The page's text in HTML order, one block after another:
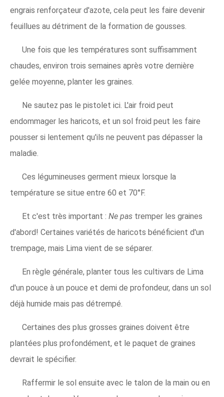
engrais renforçateur d'azote, cela peut les faire devenir
feuillues au détriment de la formation de gousses.
Une fois que les températures sont suffisamment
chaudes, environ trois semaines après votre dernière
gelée moyenne, planter les graines.
Ne sautez pas le pistolet ici. L'air froid peut
endommager les haricots, et un sol froid peut les faire
pousser si lentement qu'ils ne peuvent pas dépasser la
maladie.
Ces légumineuses germent mieux lorsque la
température se situe entre 60 et 70°F.
Et c'est très important : Ne pas tremper les graines
d'abord! Certaines variétés de haricots bénéficient d'un
trempage, mais Lima vient de se séparer.
En règle générale, planter tous les cultivars de Lima
d'un pouce à un pouce et demi de profondeur, dans un sol
déjà humide mais pas détrempé.
Certaines des plus grosses graines doivent être
plantées plus profondément, et le paquet de graines
devrait le spécifier.
Raffermir le sol ensuite avec le talon de la main ou en